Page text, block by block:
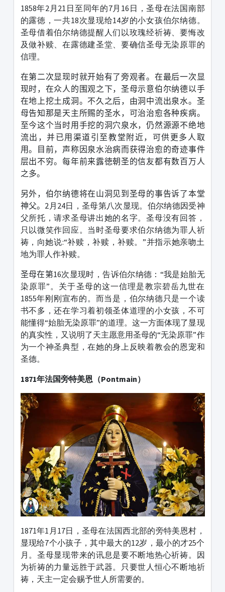
1858年2月21日至同年的7月16日，圣母在法国南部
的露徳，一共18次显现给14岁的小女孩伯尔纳德。
圣母借着伯尔纳德提醒人们以玫瑰经祈祷、要悔改
及做补赎、在露德建圣堂、要确信圣母无染原罪的
信理。
在第二次显现时就开始有了旁观者。在最后一次显
现时，在众人的围观之下，圣母示意伯尔纳德以手
在地上挖土成洞。不久之后，由洞中流出泉水。圣
母告知那是天主所赐的圣水，可治治愈各种疾病。
至今这个当时用手挖的洞穴泉水，仍然源源不绝地
流出，并已用渠道引至教堂附近，可供更多人取
用。目前，声称因泉水治病而获得治愈的奇迹事件
层出不穷。每年前来露徳朝圣的信友都有数百万人
之多。
另外，伯尔纳德将在山洞见到圣母的事告诉了本堂
神父。 2月24日，圣母第八次显现。伯尔纳德因受神
父所托，请求圣母讲出她的名字。圣母没有回答，
只以微笑作回应。当时圣母要求伯尔纳德为罪人祈
祷，向她说:“补赎，补赎，补赎。”并指示她亲吻土
地为罪人作补赎。
圣母在第16次显现时，告诉伯尔纳德：“我是始胎无
染原罪”。关于圣母的这一信理是教宗碧岳九世在
1855年刚刚宣布的。而当是，伯尔纳德只是一个读
书不多，还在学习着初领圣体道理的小女孩，不可
能懂得“始胎无染原罪”的道理。这一方面体现了显现
的真实性，又说明了天主愿意用圣母的“无染原罪”作
为一个神圣典型，在她的身上反映着教会的恩宠和
圣德。
1871年法国旁特美恩（Pontmain）
1871年1月17日，圣母在法国西北部的旁特美恩村，
显现给7个小孩子，其中最大的12岁，最小的才25个
月。圣母显现带来的讯息是要不断地热心祈祷。因
为祈祷的力量远胜于武器。只要世人恒心不断地祈
祷，天主一定会赐予世人所需要的。